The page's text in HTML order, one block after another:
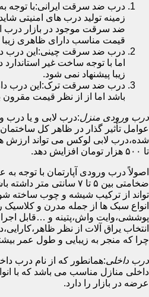
درب ضد سرقت ایرانی:با توجه
زمینه تولید درب های امنیتی
ضد سرقت موجود در بازار درب
قیمت مناسب دارای ظاهری
درب ضد سرقت چینی:این درب
اما با توجه ساخت غیر
زیبا پیشنهاد نمی شود.
درب ضد سرقت ترک:این درب
باشد اما از از نظر قیمت مقرون
درب ورودی منزل:درب لابی و یا درب
عوامل تأثیر گذار در ظاهر کل
تا ۵۰۰ هزار تومان افزایش دهد.
اصولاً درب ورودی آپارتمان با توجه به
ضخامتی بین ۵ تا ۷ سانتی
تواند از ترکیب شیشه و چوب ساخته
انواع سبک ها از جمله مدرن و کلاسیک
پوششی،وایت واش،پتینه و …قابل
انتخاب یراق آلات از نظر
چرا که منجر به زیبایی و طول عمر
درب داخلی:همانطور که از نام درب
داخلی منازل مناسب می باشد که با
عرضه در بازار را دارد.